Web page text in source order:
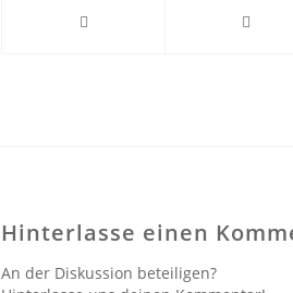
Hinterlasse einen
An der Diskussion beteiligen?